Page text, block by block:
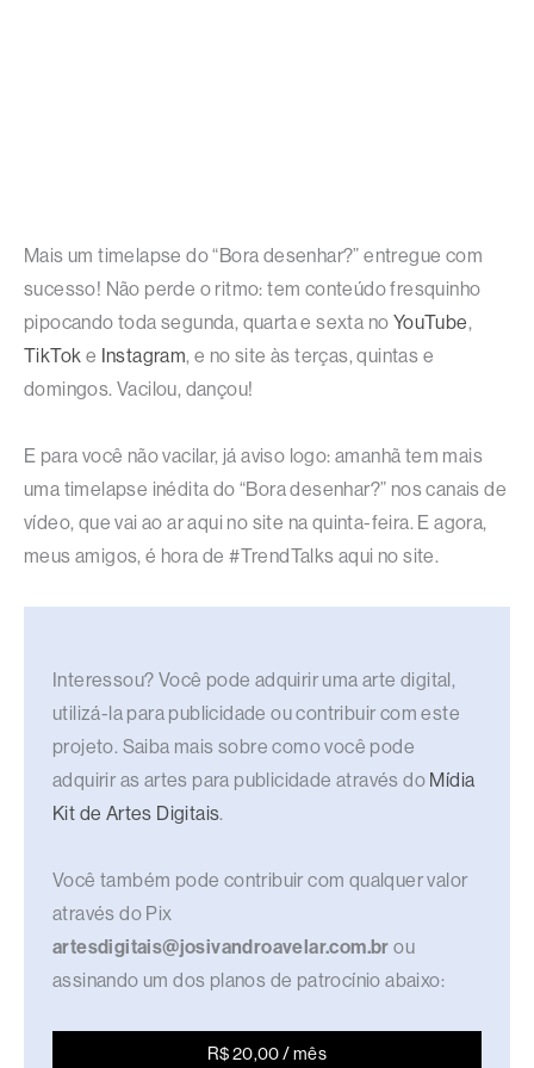
Mais um timelapse do “Bora desenhar?” entregue com
sucesso! Não perde o ritmo: tem conteúdo fresquinho
pipocando toda segunda, quarta e sexta no YouTube,
TikTok e Instagram, e no site às terças, quintas e
domingos. Vacilou, dançou!
E para você não vacilar, já aviso logo: amanhã tem mais
uma timelapse inédita do “Bora desenhar?” nos canais de
vídeo, que vai ao ar aqui no site na quinta-feira. E agora,
meus amigos, é hora de #TrendTalks aqui no site.
Interessou? Você pode adquirir uma arte digital,
utilizá-la para publicidade ou contribuir com este
projeto. Saiba mais sobre como você pode
adquirir as artes para publicidade através do Mídia
Kit de Artes Digitais.
Você também pode contribuir com qualquer valor
através do Pix
artesdigitais@josivandroavelar.com.br ou
assinando um dos planos de patrocínio abaixo:
R$ 20,00 / mês